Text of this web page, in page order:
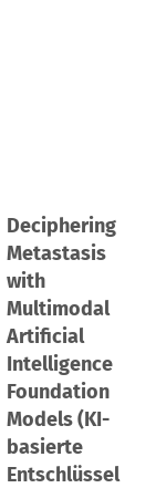
Deciphering
Metastasis
with
Multimodal
Artificial
Intelligence
Foundation
Models (KI-
basierte
Entschlüssel